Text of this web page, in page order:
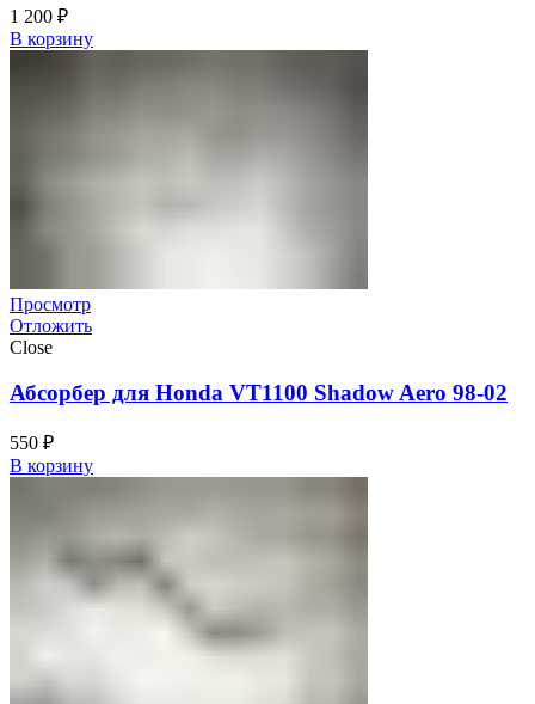
1 200 ₽
В корзину
Просмотр
Отложить
Close
Абсорбер для Honda VT1100 Shadow Aero 98-02
550 ₽
В корзину